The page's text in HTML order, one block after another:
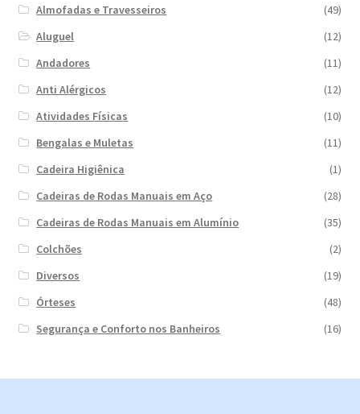
Almofadas e Travesseiros
(49)
Aluguel
(12)
Andadores
(11)
Anti Alérgicos
(12)
Atividades Físicas
(10)
Bengalas e Muletas
(11)
Cadeira Higiênica
(1)
Cadeiras de Rodas Manuais em Aço
(28)
Cadeiras de Rodas Manuais em Alumínio
(35)
Colchões
(2)
Diversos
(19)
Órteses
(48)
Segurança e Conforto nos Banheiros
(16)